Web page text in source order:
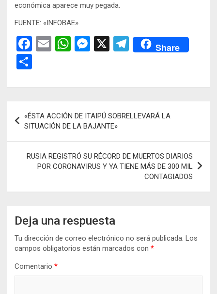
económica aparece muy pegada.
FUENTE: «INFOBAE».
F
b
o
k
E
W
s
p
p
M
n
er
X
T
gr
m
Share
m
ar
tir
Navegación
de
entradas
«ÉSTA ACCIÓN DE ITAIPÚ SOBRELLEVARÁ LA
SITUACIÓN DE LA BAJANTE»
RUSIA REGISTRÓ SU RÉCORD DE MUERTOS DIARIOS
POR CORONAVIRUS Y YA TIENE MÁS DE 300 MIL
CONTAGIADOS
Deja una respuesta
Tu dirección de correo electrónico no será publicada. Los
campos obligatorios están marcados con *
Comentario *